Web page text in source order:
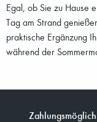
Egal, ob Sie zu Hause
Tag am Strand
praktische Ergänzung
während der